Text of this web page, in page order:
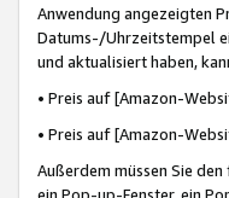
Anwendung angezeigten
Datums-/Uhrzeitstempel
und aktualisiert haben,
• Preis auf [Amazon-
• Preis auf [Amazon-
Außerdem müssen Sie
ein Pop-up-Fenster, ein